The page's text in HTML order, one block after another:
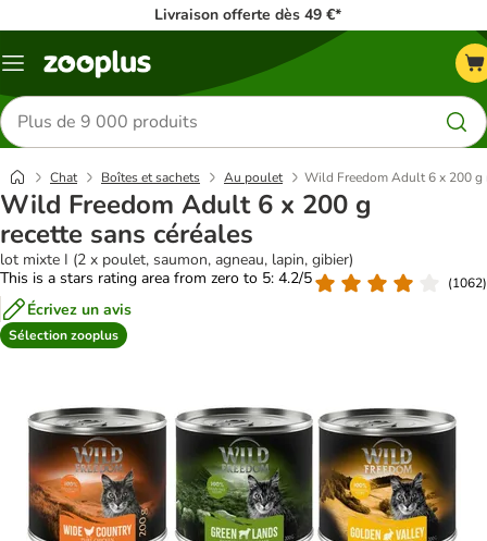
Livraison offerte dès 49 €*
Menu
Rechercher
des
produits
Chat Boîtes et sachets Au poulet Wild Freedom Adult 6 x 200 g
Wild Freedom Adult 6 x 200 g
recette sans céréales
lot mixte I (2 x poulet, saumon, agneau, lapin, gibier)
This is a stars rating area from zero to 5: 4.2/5
(1062)
Écrivez un avis
Sélection zooplus